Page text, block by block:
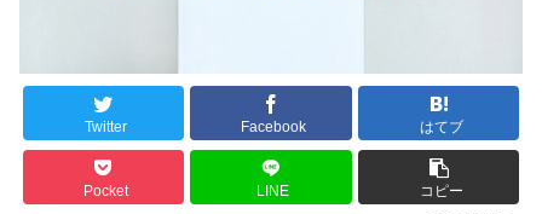
Twitter Facebook はてブ
Pocket LINE コピー